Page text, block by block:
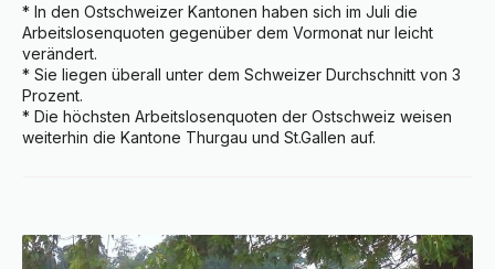
* In den Ostschweizer Kantonen haben sich im Juli die
Arbeitslosenquoten gegenüber dem Vormonat nur leicht
verändert.
* Sie liegen überall unter dem Schweizer Durchschnitt von 3
Prozent.
* Die höchsten Arbeitslosenquoten der Ostschweiz weisen
weiterhin die Kantone Thurgau und St.Gallen auf.